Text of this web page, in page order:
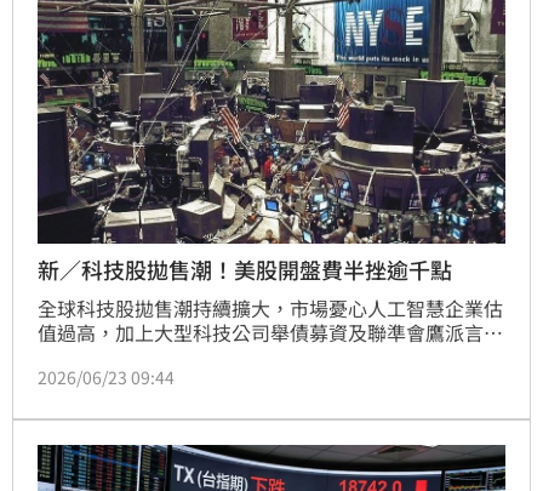
新／科技股拋售潮！美股開盤費半挫逾千點
全球科技股拋售潮持續擴大，市場憂心人工智慧企業估
值過高，加上大型科技公司舉債募資及聯準會鷹派言論
延至歐洲，晶片股成為重災區，南韓SK海力士、三星
日美股開盤，四大指數同步走跌。
2026/06/23 09:44